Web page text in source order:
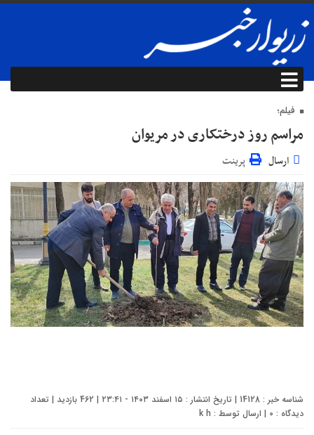
فیلم؛
مراسم روز درختکاری در مریوان
ارسال پرینت
شناسه خبر : 14128 | تاریخ انتشار : ۱۵ اسفند ۱۴۰۳ - ۲۳:۴۱ | 462 بازدید | تعداد
دیدگاه : 0 | ارسال توسط : k h